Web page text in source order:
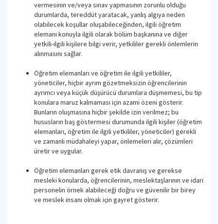
vermesinin ve/veya sınav yapmasının zorunlu olduğu
durumlarda, tereddüt yaratacak, yanlış algıya neden
olabilecek koşullar oluşabileceğinden, ilgili öğretim
elemanı konuyla ilgili olarak bölüm başkanına ve diğer
yetkili-ilgili kişilere bilgi verir, yetkililer gerekli önlemlerin
alınmasını sağlar.
Öğretim elemanları ve öğretim ile ilgili yetkililer,
yöneticiler, hiçbir ayrım gözetmeksizin öğrencilerinin
ayrımcı veya küçük düşürücü durumlara düşmemesi, bu tip
konulara maruz kalmaması için azami özeni gösterir.
Bunların oluşmasına hiçbir şekilde izin verilmez; bu
hususların baş göstermesi durumunda ilgili kişiler (öğretim
elemanları, öğretim ile ilgili yetkililer, yöneticiler) gerekli
ve zamanlı müdahaleyi yapar, önlemeleri alır, çözümleri
üretir ve uygular.
Öğretim elemanları gerek etik davranış ve gerekse
mesleki konularda, öğrencilerinin, meslektaşlarının ve idari
personelin örnek alabileceği doğru ve güvenilir bir birey
ve meslek insanı olmak için gayret gösterir.